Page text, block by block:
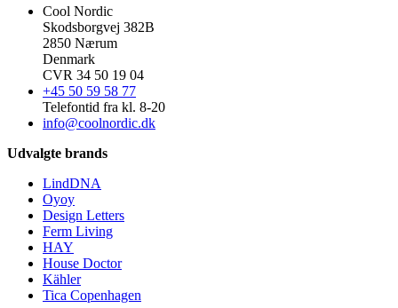
Cool Nordic
Skodsborgvej 382B
2850 Nærum
Denmark
CVR 34 50 19 04
+45 50 59 58 77
Telefontid fra kl. 8-20
info@coolnordic.dk
Udvalgte brands
LindDNA
Oyoy
Design Letters
Ferm Living
HAY
House Doctor
Kähler
Tica Copenhagen